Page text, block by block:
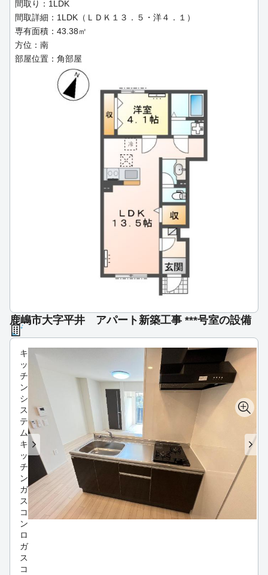
間取り：1LDK
間取詳細：1LDK（ＬＤＫ１３．５・洋４．１）
専有面積：43.38㎡
方位：南
部屋位置：角部屋
鹿嶋市大字平井 アパート新築工事 ***号室の設備
キ
ッ
チ
ン
シ
ス
テ
ム
キ
ッ
チ
ン
ガ
ス
コ
ン
ロ
ガ
ス
コ